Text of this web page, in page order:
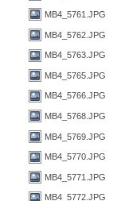
MB4_5761.JPG
MB4_5762.JPG
MB4_5763.JPG
MB4_5765.JPG
MB4_5766.JPG
MB4_5768.JPG
MB4_5769.JPG
MB4_5770.JPG
MB4_5771.JPG
MB4_5772.JPG